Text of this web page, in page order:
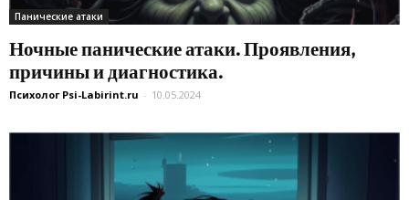
Панические атаки
Ночные панические атаки. Проявления,
причины и диагностика.
Психолог Psi-Labirint.ru - 10.05.2024